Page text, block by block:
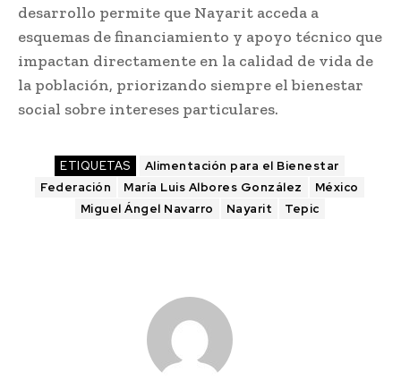
desarrollo permite que Nayarit acceda a
esquemas de financiamiento y apoyo técnico que
impactan directamente en la calidad de vida de
la población, priorizando siempre el bienestar
social sobre intereses particulares.
ETIQUETAS
Alimentación para el Bienestar
Federación
María Luis Albores González
México
Miguel Ángel Navarro
Nayarit Tepic